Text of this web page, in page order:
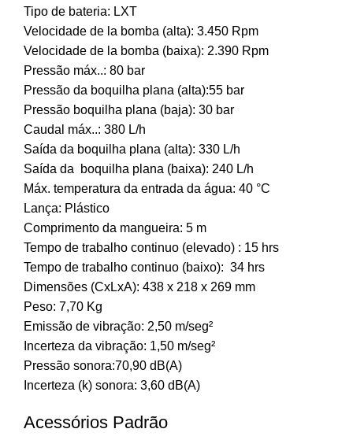
Tipo de bateria: LXT
Velocidade de la bomba (alta): 3.450 Rpm
Velocidade de la bomba (baixa): 2.390 Rpm
Pressão máx..: 80 bar
Pressão da boquilha plana (alta):55 bar
Pressão boquilha plana (baja): 30 bar
Caudal máx..: 380 L/h
Saída da boquilha plana (alta): 330 L/h
Saída da boquilha plana (baixa): 240 L/h
Máx. temperatura da entrada da água: 40 °C
Lança: Plástico
Comprimento da mangueira: 5 m
Tempo de trabalho continuo (elevado) : 15 hrs
Tempo de trabalho continuo (baixo): 34 hrs
Dimensões (CxLxA): 438 x 218 x 269 mm
Peso: 7,70 Kg
Emissão de vibração: 2,50 m/seg²
Incerteza da vibração: 1,50 m/seg²
Pressão sonora:70,90 dB(A)
Incerteza (k) sonora: 3,60 dB(A)
Acessórios Padrão